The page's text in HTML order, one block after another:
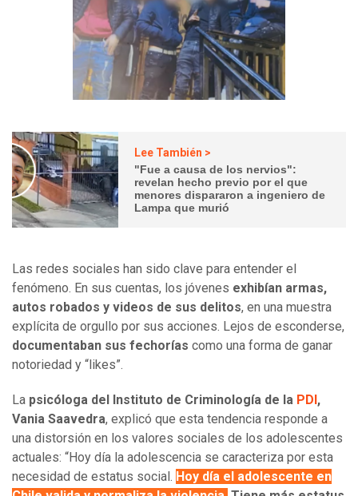
Lee También >
"Fue a causa de los nervios":
revelan hecho previo por el que
menores dispararon a ingeniero de
Lampa que murió
Las redes sociales han sido clave para entender el
fenómeno. En sus cuentas, los jóvenes exhibían armas,
autos robados y videos de sus delitos, en una muestra
explícita de orgullo por sus acciones. Lejos de esconderse,
documentaban sus fechorías como una forma de ganar
notoriedad y “likes”.
La psicóloga del Instituto de Criminología de la PDI,
Vania Saavedra, explicó que esta tendencia responde a
una distorsión en los valores sociales de los adolescentes
actuales: “Hoy día la adolescencia se caracteriza por esta
necesidad de estatus social. Hoy día el adolescente en